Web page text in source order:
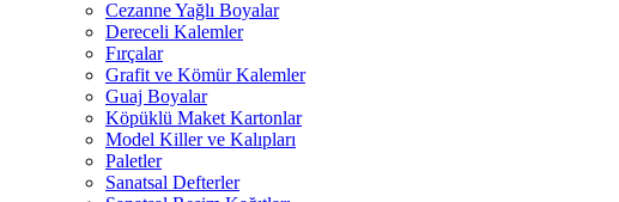
Cezanne Yağlı Boyalar
Dereceli Kalemler
Fırçalar
Grafit ve Kömür Kalemler
Guaj Boyalar
Köpüklü Maket Kartonlar
Model Killer ve Kalıpları
Paletler
Sanatsal Defterler